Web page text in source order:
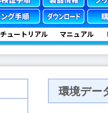
チュートリアル マニュアル
環境デー